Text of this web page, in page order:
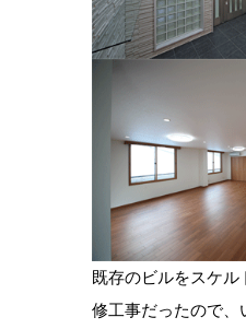
既存のビルをスケ
修工事だったので、